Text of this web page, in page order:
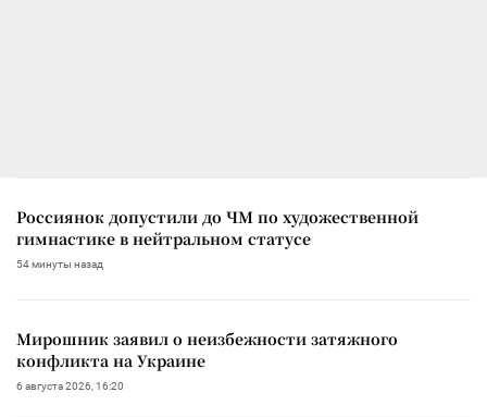
Россиянок допустили до ЧМ по художественной
гимнастике в нейтральном статусе
54 минуты назад
Мирошник заявил о неизбежности затяжного
конфликта на Украине
6 августа 2026, 16:20